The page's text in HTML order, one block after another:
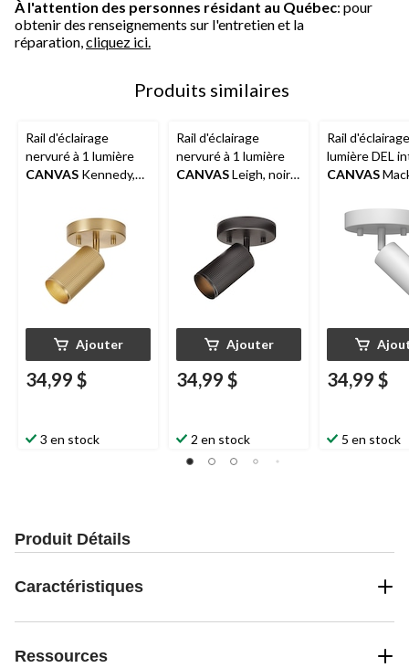
À l'attention des personnes résidant au Québec: pour
obtenir des renseignements sur l'entretien et la
réparation, cliquez ici.
Produits similaires
Rail d'éclairage
nervuré à 1 lumière
CANVAS Kennedy,
Ajouter
34,99 $
3 en stock
Rail d'éclairage
nervuré à 1 lumière
CANVASLeigh, noir
Ajouter
34,99 $
2 en stock
Rail
lumière DEL
CANVAS
34,99 $
5 en stock
Produit Détails
Caractéristiques
Ressources